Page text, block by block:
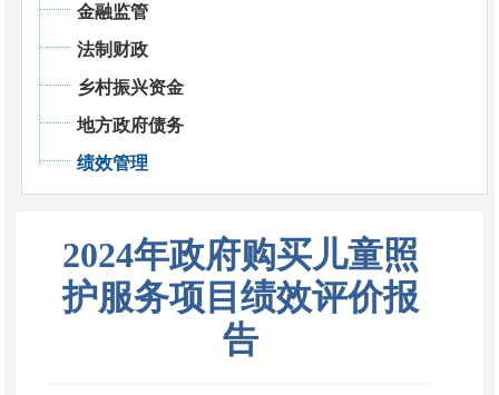
金融监管
法制财政
乡村振兴资金
地方政府债务
绩效管理
2024年政府购买儿童照
护服务项目绩效评价报
告